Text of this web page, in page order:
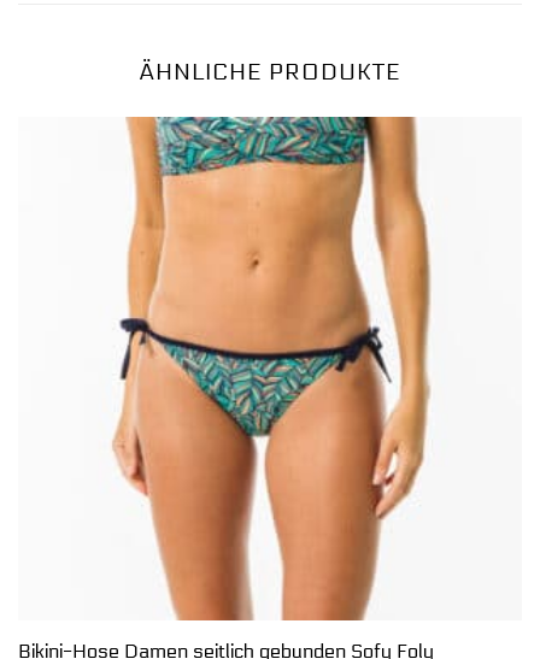
ÄHNLICHE PRODUKTE
Bikini-Hose Damen seitlich gebunden Sofy Foly